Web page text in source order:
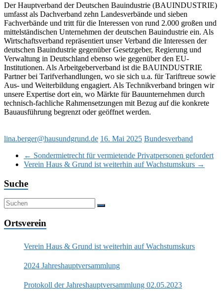
Der Hauptverband der Deutschen Bauindustrie (BAUINDUSTRIE)
umfasst als Dachverband zehn Landesverbände und sieben
Fachverbände und tritt für die Interessen von rund 2.000 großen und
mittelständischen Unternehmen der deutschen Bauindustrie ein. Als
Wirtschaftsverband repräsentiert unser Verband die Interessen der
deutschen Bauindustrie gegenüber Gesetzgeber, Regierung und
Verwaltung in Deutschland ebenso wie gegenüber den EU-
Institutionen. Als Arbeitgeberverband ist die BAUINDUSTRIE
Partner bei Tarifverhandlungen, wo sie sich u.a. für Tariftreue sowie
Aus- und Weiterbildung engagiert. Als Technikverband bringen wir
unsere Expertise dort ein, wo Märkte für Bauunternehmen durch
technisch-fachliche Rahmensetzungen mit Bezug auf die konkrete
Bauausführung begrenzt oder geöffnet werden.
lina.berger@hausundgrund.de 16. Mai 2025 Bundesverband
← Sondermietrecht für vermietende Privatpersonen gefordert
Verein Haus & Grund ist weiterhin auf Wachstumskurs →
Suche
Ortsverein
Verein Haus & Grund ist weiterhin auf Wachstumskurs
2024 Jahreshauptversammlung
Protokoll der Jahreshauptversammlung 02.05.2023